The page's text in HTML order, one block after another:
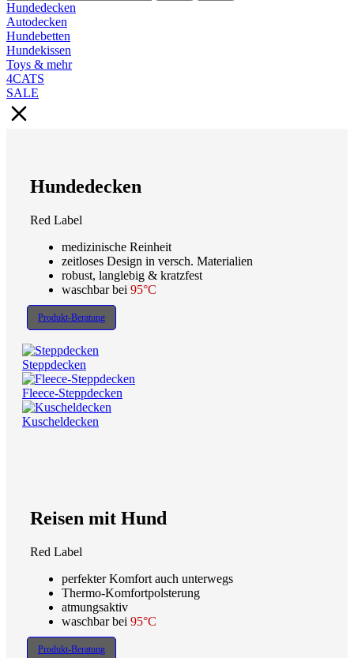
Hundedecken
Autodecken
Hundebetten
Hundekissen
Toys & mehr
4CATS
SALE
Hundedecken
Red Label
medizinische Reinheit
zeitloses Design in versch. Materialien
robust, langlebig & kratzfest
waschbar bei 95°C
Produkt-Beratung
Steppdecken
Fleece-Steppdecken
Kuscheldecken
Reisen mit Hund
Red Label
perfekter Komfort auch unterwegs
Thermo-Komfortpolsterung
atmungsaktiv
waschbar bei 95°C
Produkt-Beratung